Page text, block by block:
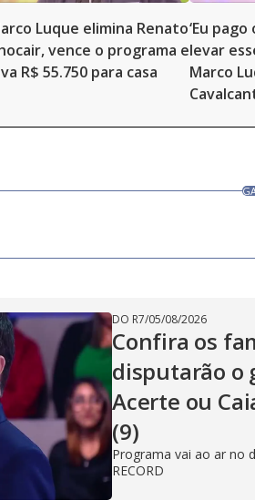
Luque elimina Renato
vence o programa e
R$ 55.750 para casa
‘Eu
levar
Marco
DO R7/05/08/2026
Confira os
disputarão o
Acerte ou
(9)
Programa vai ao ar no
RECORD